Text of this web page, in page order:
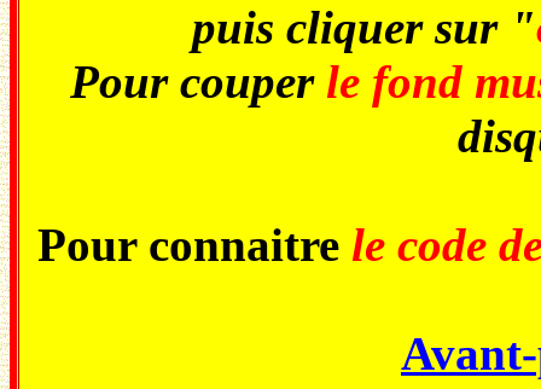
puis cliquer sur "
Pour couper le fond
Pour connaitre le code